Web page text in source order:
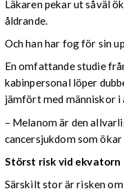
Läkaren pekar ut såväl
åldrande.
Och han har fog för sin
En omfattande studie
kabinpersonal löper
jämfört med människor i
– Melanom är den
cancersjukdom som
Störst risk vid ekvatorn
Särskilt stor är risken